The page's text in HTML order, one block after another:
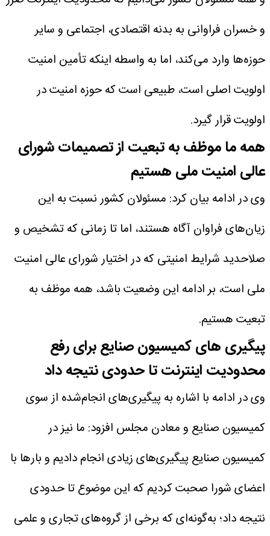
و خسران فراوانی به بدنه اقتصادی، اجتماعی و سایر
حوزه‌ها وارد می‌کند، اما به واسطه اینکه تأمین امنیت
اولویت اصلی است، طبیعی است که حوزه امنیت در
اولویت قرار گیرد.
همه ما موظف به تبعیت از تصمیمات شورای
عالی امنیت ملی هستیم
وی در ادامه بیان کرد: مسئولان کشور نسبت به این
زیان‌های فراوان آگاه هستند، اما تا زمانی که تشخیص و
صلاحدید شرایط امنیتی که در اختیار شورای عالی امنیت
ملی است، بر ادامه این وضعیت باشد، همه موظف به
تبعیت هستیم.
پیگیری های کمیسیون صنایع برای رفع
محدودیت اینترنت تا حدودی نتیجه داد
وی در ادامه با اشاره به پیگیری‌های انجام‌شده از سوی
کمیسیون صنایع و معادن مجلس افزود: ما نیز در
کمیسیون صنایع پیگیری‌های زیادی انجام دادیم و بارها با
اعضای شورا صحبت کردیم که این موضوع تا حدودی
نتیجه داد؛ به‌گونه‌ای که برخی از گروه‌های تجاری و علمی